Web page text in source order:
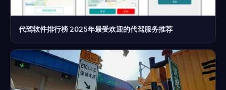
代驾软件排行榜 2025年最受欢迎的代驾服务推荐